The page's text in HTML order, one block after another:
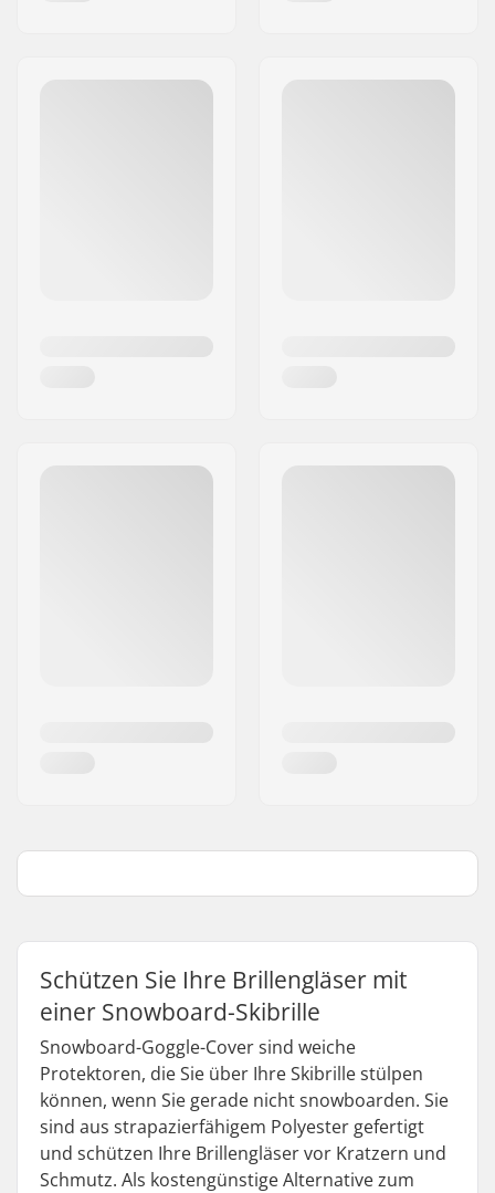
Schützen Sie Ihre Brillengläser mit
einer Snowboard-Skibrille
Snowboard-Goggle-Cover sind weiche
Protektoren, die Sie über Ihre Skibrille stülpen
können, wenn Sie gerade nicht snowboarden. Sie
sind aus strapazierfähigem Polyester gefertigt
und schützen Ihre Brillengläser vor Kratzern und
Schmutz. Als kostengünstige Alternative zum